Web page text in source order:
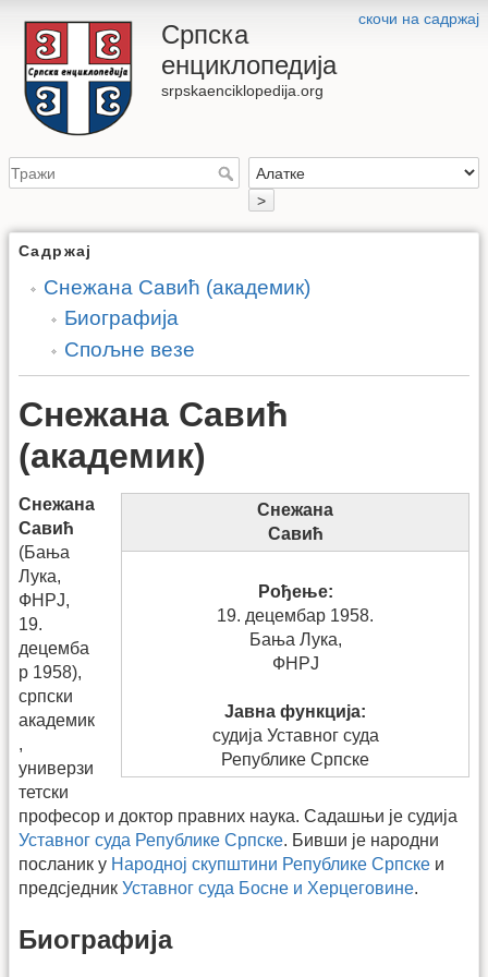
скочи на садржај
Српска
енциклопедија
srpskaenciklopedija.org
>
Садржај
Снежана Савић (академик)
Биографија
Спољне везе
Снежана Савић
(академик)
Снежана
Савић
Рођење:
19. децембар 1958.
Бања Лука,
ФНРЈ
Јавна функција:
судија Уставног суда
Републике Српске
Снежана
Савић
(Бања
Лука,
ФНРЈ,
19.
децемба
р 1958),
српски
академик
,
универзи
тетски
професор и доктор правних наука. Садашњи је судија
Уставног суда Републике Српске. Бивши је народни
посланик у Народној скупштини Републике Српске и
предсједник Уставног суда Босне и Херцеговине.
Биографија